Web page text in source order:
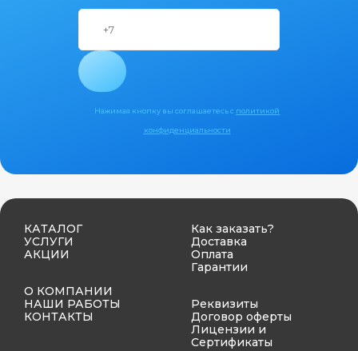
Нажимая кнопку вы соглашаетесь с политикой
конфиденциальности
КАТАЛОГ
УСЛУГИ
АКЦИИ
О КОМПАНИИ
НАШИ РАБОТЫ
КОНТАКТЫ
Как заказать?
Доставка
Оплата
Гарантии
Реквизиты
Договор оферты
Лицензии и
Сертификаты